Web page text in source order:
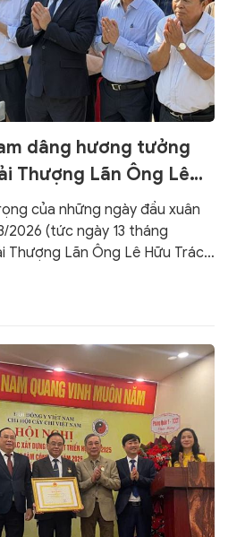
dâng hương tưởng
Thượng Lãn Ông Lê
của những ngày đầu xuân
2026 (tức ngày 13 tháng
Thượng Lãn Ông Lê Hữu Trác
Hội Đông y Việt Nam đã
làm công tác Y dược học